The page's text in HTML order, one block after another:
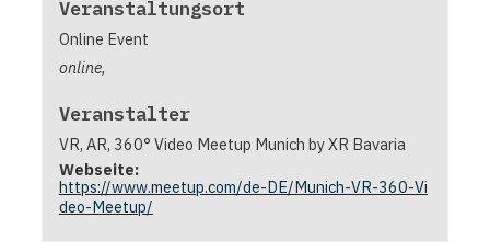
Veranstaltungsort
Online Event
online,
Veranstalter
VR, AR, 360° Video Meetup Munich by XR Bavaria
Webseite:
https://www.meetup.com/de-DE/Munich-VR-360-Vi
deo-Meetup/